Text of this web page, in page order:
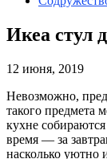
Икеа стул
12 июня, 2019
Невозможно,
такого предмета
кухне
время — за
насколько уютно